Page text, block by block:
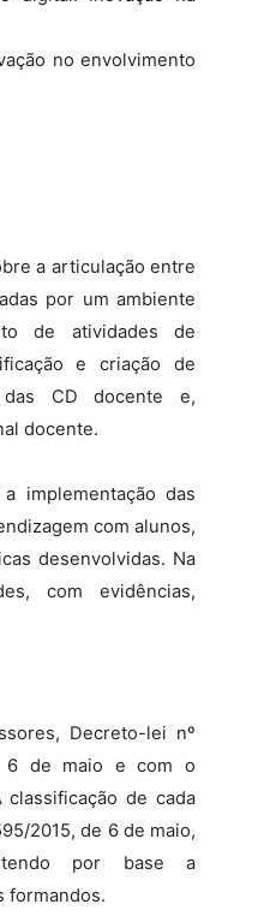
no envolvimento
a articulação entre
por um ambiente
de atividades de
e criação de
das CD docente e,
docente.
implementação das
com alunos,
desenvolvidas. Na
com evidências,
Decreto-lei nº
6 de maio e com o
classificação de cada
2015, de 6 de maio,
tendo por base a
formandos.